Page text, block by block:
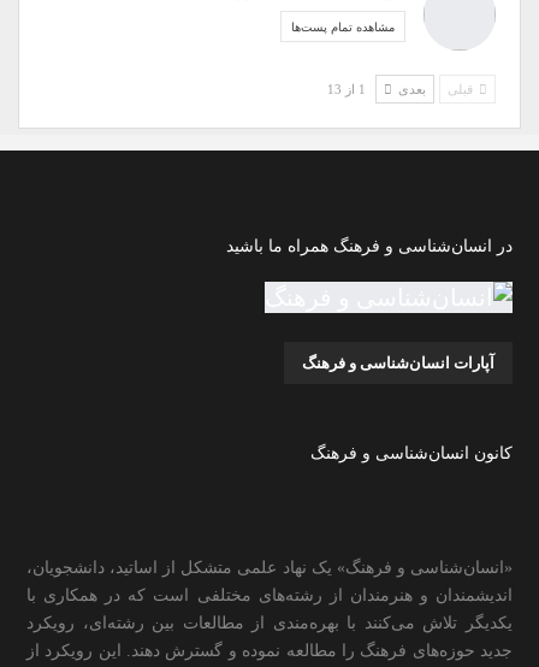
مشاهده تمام پست‌ها
قبلی بعدی
در انسان‌شناسی و فرهنگ همراه ما باشید
آپارات انسان‌شناسی و فرهنگ
کانون انسان‌شناسی و فرهنگ
«انسان‌شناسی و فرهنگ» یک نهاد علمی متشکل از اساتید، دانشجویان،
اندیشمندان و هنرمندان از رشته‌های مختلفی است که در همکاری با
یکدیگر تلاش می‌کنند با بهره‌مندی از مطالعات بین رشته‌ای، رویکرد
جدید حوزه‌های فرهنگ را مطالعه نموده و گسترش دهند. این رویکرد از